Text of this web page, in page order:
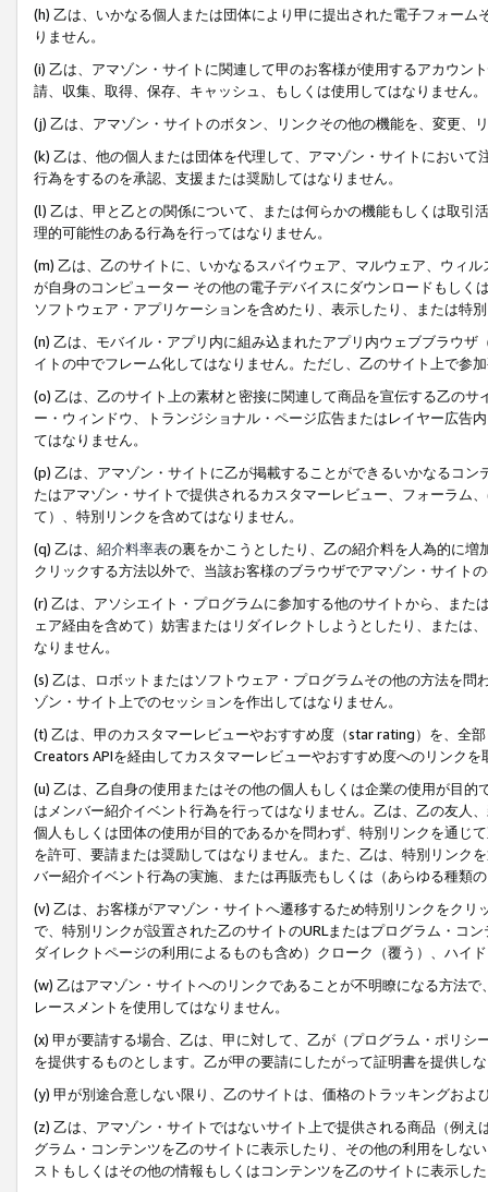
(h) 乙は、いかなる個人または団体により甲に提出された電子フォー
りません。
(i) 乙は、アマゾン・サイトに関連して甲のお客様が使用するアカウン
請、収集、取得、保存、キャッシュ、もしくは使用してはなりません。
(j) 乙は、アマゾン・サイトのボタン、リンクその他の機能を、変更、
(k) 乙は、他の個人または団体を代理して、アマゾン・サイトにおい
行為をするのを承認、支援または奨励してはなりません。
(l) 乙は、甲と乙との関係について、または何らかの機能もしくは取
理的可能性のある行為を行ってはなりません。
(m) 乙は、乙のサイトに、いかなるスパイウェア、マルウェア、ウィ
が自身のコンピューター その他の電子デバイスにダウンロードもし
ソフトウェア・アプリケーションを含めたり、表示したり、または特
(n) 乙は、モバイル・アプリ内に組み込まれたアプリ内ウェブブラウ
イトの中でフレーム化してはなりません。ただし、乙のサイト上で参
(o) 乙は、乙のサイト上の素材と密接に関連して商品を宣伝する乙の
ー・ウィンドウ、トランジショナル・ページ広告またはレイヤー広告
てはなりません。
(p) 乙は、アマゾン・サイトに乙が掲載することができるいかなるコ
たはアマゾン・サイトで提供されるカスタマーレビュー、フォーラム
て）、特別リンクを含めてはなりません。
(q) 乙は、 紹介料率表の裏をかこうとしたり、乙の紹介料を人為的に
クリックする方法以外で、当該お客様のブラウザでアマゾン・サイト
(r) 乙は、アソシエイト・プログラムに参加する他のサイトから、ま
ェア経由を含めて）妨害またはリダイレクトしようとしたり、または
なりません。
(s) 乙は、ロボットまたはソフトウェア・プログラムその他の方法を
ゾン・サイト上でのセッションを作出してはなりません。
(t) 乙は、甲のカスタマーレビューやおすすめ度（star rating）を、全
Creators APIを経由してカスタマーレビューやおすすめ度へのリンクを
(u) 乙は、乙自身の使用またはその他の個人もしくは企業の使用が目
はメンバー紹介イベント行為を行ってはなりません。乙は、乙の友人
個人もしくは団体の使用が目的であるかを問わず、特別リンクを通じ
を許可、要請または奨励してはなりません。また、乙は、特別リンク
バー紹介イベント行為の実施、または再販売もしくは（あらゆる種類
(v) 乙は、お客様がアマゾン・サイトへ遷移するため特別リンクをク
で、特別リンクが設置された乙のサイトのURLまたはプログラム・コ
ダイレクトページの利用によるものも含め）クローク（覆う）、ハイ
(w) 乙はアマゾン・サイトへのリンクであることが不明瞭になる方法
レースメントを使用してはなりません。
(x) 甲が要請する場合、乙は、甲に対して、乙が（プログラム・ポリ
を提供するものとします。乙が甲の要請にしたがって証明書を提供し
(y) 甲が別途合意しない限り、乙のサイトは、価格のトラッキングお
(z) 乙は、アマゾン・サイトではないサイト上で提供される商品（例
グラム・コンテンツを乙のサイトに表示したり、その他の利用をしな
ストもしくはその他の情報もしくはコンテンツを乙のサイトに表示し